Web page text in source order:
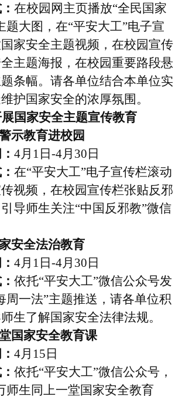
在校园网主页播放“全民国家
题大图，在“平安大工”电子宣
家安全主题视频，在校园宣传
主题海报，在校园重要路段悬
条幅。请各单位结合本单位实
护国家安全的浓厚氛围。
展国家安全主题宣传教育
示教育进校园
4月 1 日-4月 30 日
在“平安大工”电子宣传栏滚动
视频，在校园宣传栏张贴反邪
导师生关注“中国反邪教”微信
安全法治教育
4月 1 日-4月 30 日
依托“平安大工”微信公众号发
周一法”主题推送，请各单位积
生了解国家安全法律法规。
国家安全教育课
4月 15 日
依托“平安大工”微信公众号，
师生同上一堂国家安全教育